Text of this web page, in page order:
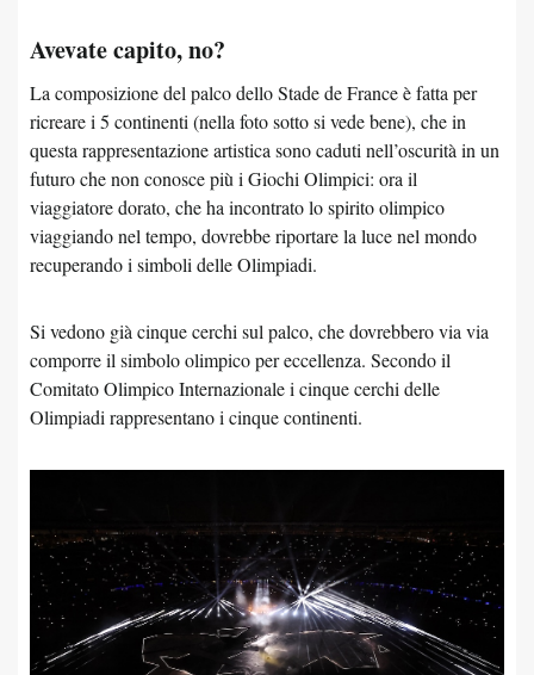
Avevate capito, no?
La composizione del palco dello Stade de France è fatta per
ricreare i 5 continenti (nella foto sotto si vede bene), che in
questa rappresentazione artistica sono caduti nell’oscurità in un
futuro che non conosce più i Giochi Olimpici: ora il
viaggiatore dorato, che ha incontrato lo spirito olimpico
viaggiando nel tempo, dovrebbe riportare la luce nel mondo
recuperando i simboli delle Olimpiadi.
Si vedono già cinque cerchi sul palco, che dovrebbero via via
comporre il simbolo olimpico per eccellenza. Secondo il
Comitato Olimpico Internazionale i cinque cerchi delle
Olimpiadi rappresentano i cinque continenti.